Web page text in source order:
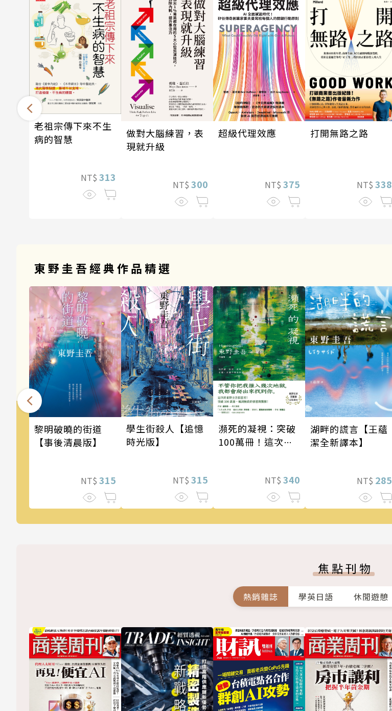
老祖宗傳下來不生
病的智慧
NT$ 313
做對大腦練習，表
現就升級
NT$ 300
超級代理效應
NT$ 375
打開無路之路
NT$ 338
東野圭吾經典作品精選
黎明破曉的街道
【事後清晨版】
NT$ 315
學生街殺人【追憶
時光版】
NT$ 315
瀕死的凝視：突破
100萬冊！這次的
NT$ 340
湖畔的謊言【王蘊
潔全新譯本】
NT$ 285
焦點刊物
熱銷雜誌 學英日語 休閒遊憩